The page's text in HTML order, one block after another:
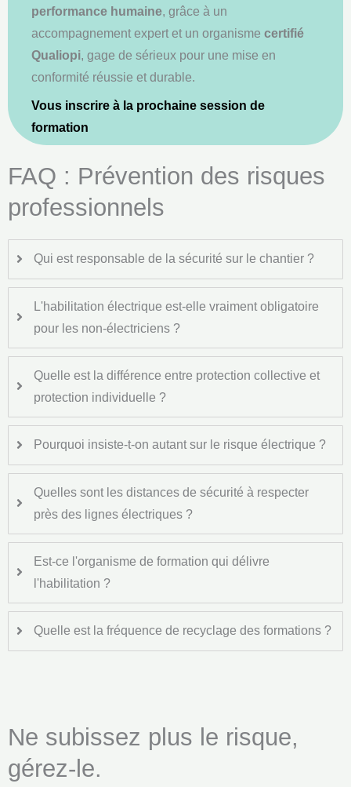
performance humaine, grâce à un
accompagnement expert et un organisme certifié
Qualiopi, gage de sérieux pour une mise en
conformité réussie et durable.
Vous inscrire à la prochaine session de
formation
FAQ : Prévention des risques
professionnels
Qui est responsable de la sécurité sur le chantier ?
L'habilitation électrique est-elle vraiment obligatoire
pour les non-électriciens ?
Quelle est la différence entre protection collective et
protection individuelle ?
Pourquoi insiste-t-on autant sur le risque électrique ?
Quelles sont les distances de sécurité à respecter
près des lignes électriques ?
Est-ce l'organisme de formation qui délivre
l'habilitation ?
Quelle est la fréquence de recyclage des formations ?
Ne subissez plus le risque,
gérez-le.